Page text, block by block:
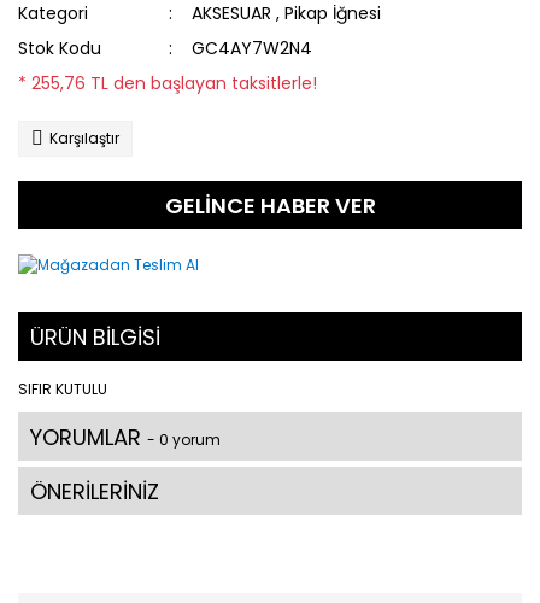
Kategori
AKSESUAR ,Pikap İğnesi
Stok Kodu
GC4AY7W2N4
* 255,76 TL den başlayan taksitlerle!
Karşılaştır
GELİNCE HABER VER
ÜRÜN BİLGİSİ
SIFIR KUTULU
YORUMLAR - 0 yorum
ÖNERİLERİNİZ